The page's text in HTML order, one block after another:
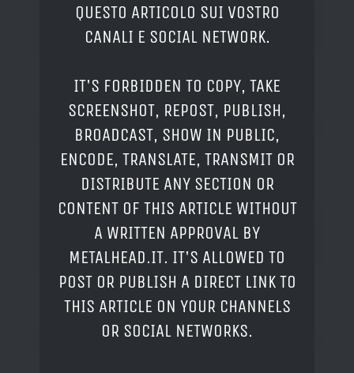
QUESTO ARTICOLO SUI VOSTRO
CANALI E SOCIAL NETWORK.
IT'S FORBIDDEN TO COPY, TAKE
SCREENSHOT, REPOST, PUBLISH,
BROADCAST, SHOW IN PUBLIC,
ENCODE, TRANSLATE, TRANSMIT OR
DISTRIBUTE ANY SECTION OR
CONTENT OF THIS ARTICLE WITHOUT
A WRITTEN APPROVAL BY
METALHEAD.IT. IT'S ALLOWED TO
POST OR PUBLISH A DIRECT LINK TO
THIS ARTICLE ON YOUR CHANNELS
OR SOCIAL NETWORKS.